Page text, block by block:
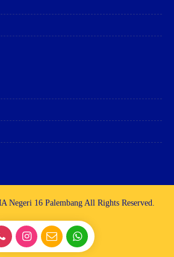
Negeri 16 Palembang All Rights Reserved.